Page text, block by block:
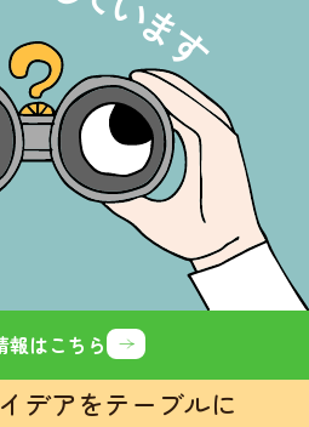
報はこちら
デアをテーブルに